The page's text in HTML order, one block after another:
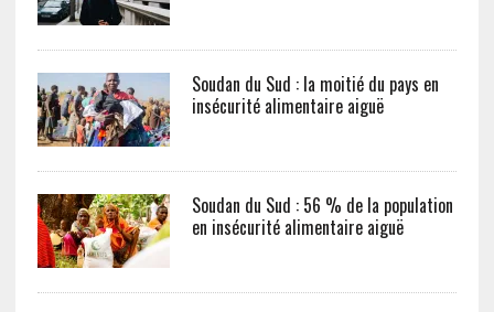
Soudan du Sud : la moitié du pays en
insécurité alimentaire aiguë
Soudan du Sud : 56 % de la population
en insécurité alimentaire aiguë